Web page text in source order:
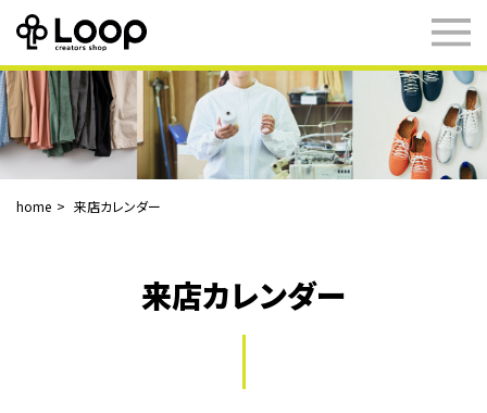
home 来店カレンダー
来店カレンダー